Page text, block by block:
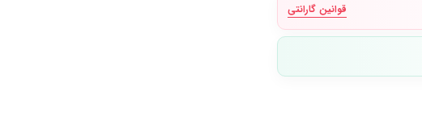
قوانین گارانتی